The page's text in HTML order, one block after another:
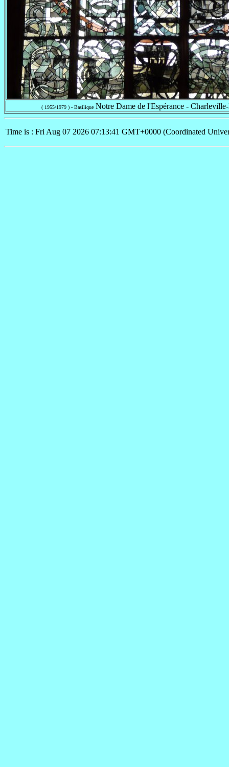
( 1955/1979 ) - Basilique Notre Dame de l'Espérance -
Time is : Fri Aug 07 2026 07:13:41 GMT+0000 (Coordinated